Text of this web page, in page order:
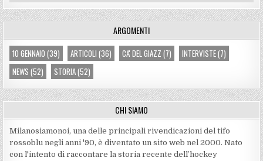
ARGOMENTI
10 GENNAIO (39) ARTICOLI (36) CA' DEL GIAZZ (7) INTERVISTE(7)
NEWS (52) STORIA(52)
CHI SIAMO
Milanosiamonoi, una delle principali rivendicazioni del tifo
rossoblu negli anni '90, è diventato un sito web nel 2000. Nato
con l'intento di raccontare la storia recente dell’hockey